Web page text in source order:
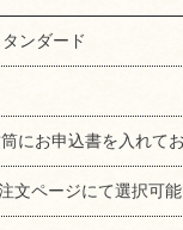
ンダード
にお申込書を入れて
文ページにて選択可能